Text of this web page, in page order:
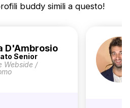
buddy simili a questo!
D'Ambrosio
Senior
Webside /